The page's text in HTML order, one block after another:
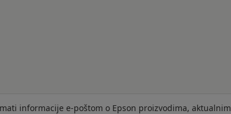
informacije e-poštom o Epson proizvodima, aktualnim